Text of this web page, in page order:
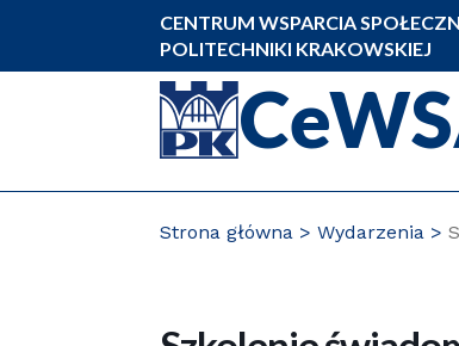
CENTRUM WSPARCIA
POLITECHNIKI KRAKOWSKIEJ
Strona główna Wydarzenia